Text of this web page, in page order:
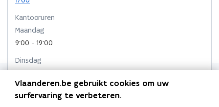
n
n
i
e
w
e
n
k
l
e
r
d
e
u
w
e
n
s
t
n
n
i
u
w
v
e
Kantooruren
Maandag
9:00 - 19:00
Dinsdag
9:00 - 19:00
Woensdag
Vlaanderen.be gebruikt cookies om uw
surfervaring te verbeteren.